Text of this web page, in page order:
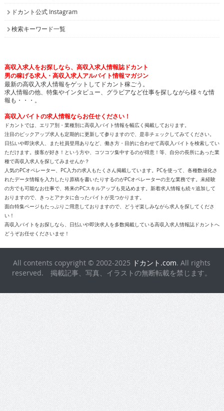
ドカント公式 Instagram
検索キーワード一覧
高収入求人をお探しなら、高収入求人情報誌ドカント
男の稼げる求人・高収入求人アルバイト情報マガジン
最新の高収入求人情報をゲットしてドカント稼ごう。
求人情報の他、特集やインタビュー、グラビアなど仕事を探しながら様々な情
報も・・・。
高収入バイトの求人情報ならお任せください！
ドカントでは、エリア別・業種別に高収入バイト情報を幅広く掲載しております。
注目のピックアップ求人も定期的に更新して参りますので、是非チェックしてみてください。
日払いや即決求人、また社員登用ありなど、働き方・目的に合わせて高収入バイトを検索してい
ただけます。接客が好き！という方や、コツコツ集中するのが得意！等、自分の長所にあった業
種で高収入求人を探してみませんか？
人気のPCオペレーター、PC入力の求人もたくさん掲載しています。PCを使って、各種数値化さ
れたデータ情報を入力したり原稿を書いたりするのがPCオペレーターの主な業務です。未経験
の方でも可能なお仕事で、将来のPCスキルアップも見込めます。新着求人情報も続々追加して
おりますので、きっとアナタに合ったバイトが見つかります。
面白特集ページもたっぷりご用意しておりますので、どうぞ楽しみながら求人を探してくださ
い！
高収入バイトをお探しなら、日払いや即決求人を多数掲載している高収入求人情報誌ドカントへ
どうぞお任せくださいませ！
All contents copyright © 2002-2025 ドカント.com. All rights
reserved. 掲載記事、写真、イラストの無断転載を禁じます。